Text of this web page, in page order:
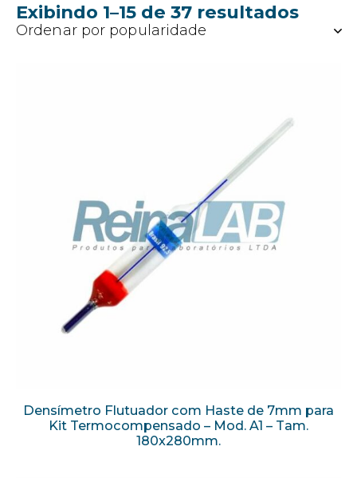
Exibindo 1–15 de 37 resultados
Densímetro Flutuador com Haste de 7mm para
Kit Termocompensado – Mod. A1 – Tam.
180x280mm.